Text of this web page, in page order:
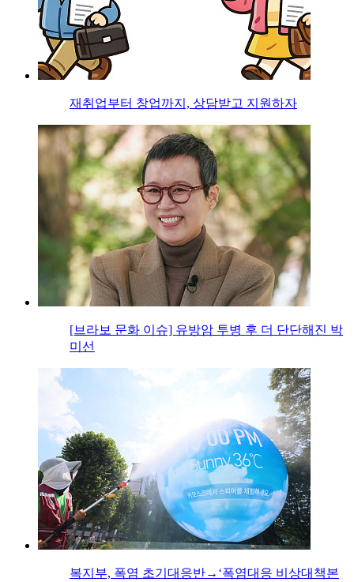
재취업부터 창업까지, 상담받고 지원하자
[브라보 문화 이슈] 유방암 투병 후 더 단단해진 박
미선
복지부, 폭염 초기대응반→‘폭염대응 비상대책본